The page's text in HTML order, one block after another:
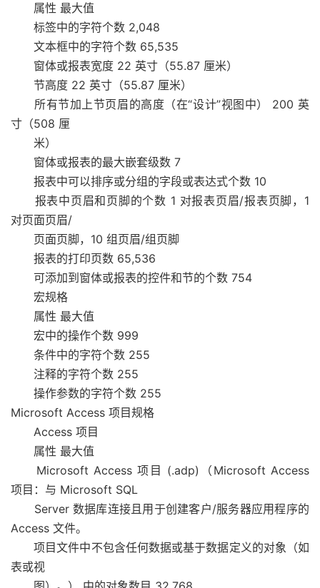
属性 最大值
标签中的字符个数 2,048
文本框中的字符个数 65,535
窗体或报表宽度 22 英寸（55.87 厘米）
节高度 22 英寸（55.87 厘米）
所有节加上节页眉的高度（在“设计”视图中） 200 英
寸（508 厘
米）
窗体或报表的最大嵌套级数 7
报表中可以排序或分组的字段或表达式个数 10
报表中页眉和页脚的个数 1 对报表页眉/报表页脚，1
对页面页眉/
页面页脚，10 组页眉/组页脚
报表的打印页数 65,536
可添加到窗体或报表的控件和节的个数 754
宏规格
属性 最大值
宏中的操作个数 999
条件中的字符个数 255
注释的字符个数 255
操作参数的字符个数 255
Microsoft Access 项目规格
Access 项目
属性 最大值
Microsoft Access 项目 (.adp)（Microsoft Access
项目：与 Microsoft SQL
Server 数据库连接且用于创建客户/服务器应用程序的
Access 文件。
项目文件中不包含任何数据或基于数据定义的对象（如
表或视